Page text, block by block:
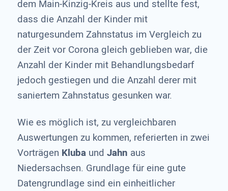
dem Main-Kinzig-Kreis aus und stellte fest,
dass die Anzahl der Kinder mit
naturgesundem Zahnstatus im Vergleich zu
der Zeit vor Corona gleich geblieben war, die
Anzahl der Kinder mit Behandlungsbedarf
jedoch gestiegen und die Anzahl derer mit
saniertem Zahnstatus gesunken war.
Wie es möglich ist, zu vergleichbaren
Auswertungen zu kommen, referierten in zwei
Vorträgen Klubaund Jahn aus
Niedersachsen. Grundlage für eine gute
Datengrundlage sind ein einheitlicher